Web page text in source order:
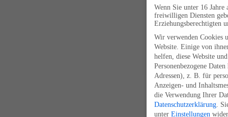
Wenn Sie unter 16
freiwilligen Diensten
Erziehungsberechtigten
Wir verwenden Cookies
Website. Einige von
helfen, diese Website
Personenbezogene
Adressen), z. B. für
Anzeigen- und
die Verwendung Ihrer
Datenschutzerklärung
unter Einstellungen